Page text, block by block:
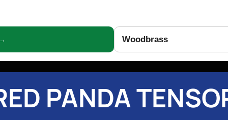
Woodbrass
PANDA